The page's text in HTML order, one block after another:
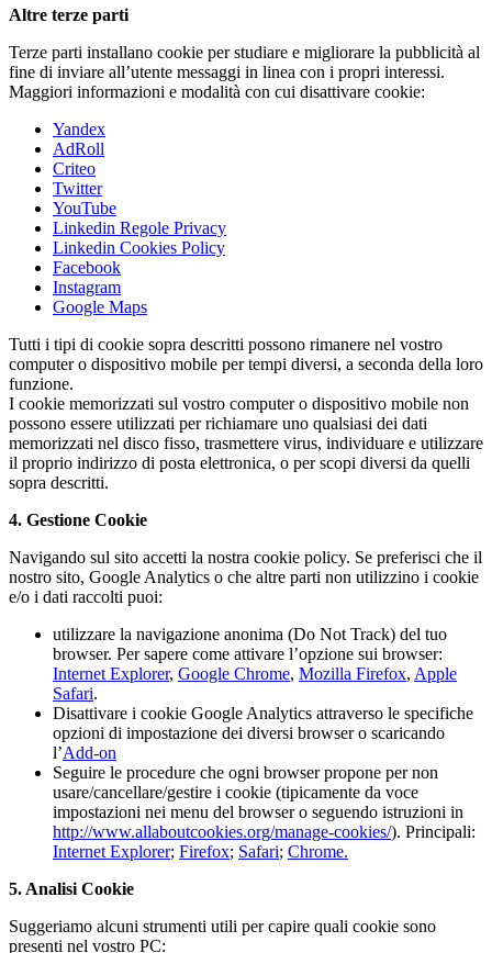
Altre terze parti
Terze parti installano cookie per studiare e migliorare la pubblicità al
fine di inviare all’utente messaggi in linea con i propri interessi.
Maggiori informazioni e modalità con cui disattivare cookie:
Yandex
AdRoll
Criteo
Twitter
YouTube
Linkedin Regole Privacy
Linkedin Cookies Policy
Facebook
Instagram
Google Maps
Tutti i tipi di cookie sopra descritti possono rimanere nel vostro
computer o dispositivo mobile per tempi diversi, a seconda della loro
funzione.
I cookie memorizzati sul vostro computer o dispositivo mobile non
possono essere utilizzati per richiamare uno qualsiasi dei dati
memorizzati nel disco fisso, trasmettere virus, individuare e utilizzare
il proprio indirizzo di posta elettronica, o per scopi diversi da quelli
sopra descritti.
4. Gestione Cookie
Navigando sul sito accetti la nostra cookie policy. Se preferisci che il
nostro sito, Google Analytics o che altre parti non utilizzino i cookie
e/o i dati raccolti puoi:
utilizzare la navigazione anonima (Do Not Track) del tuo
browser. Per sapere come attivare l’opzione sui browser:
Internet Explorer, Google Chrome, Mozilla Firefox, Apple
Safari.
Disattivare i cookie Google Analytics attraverso le specifiche
opzioni di impostazione dei diversi browser o scaricando
l’Add-on
Seguire le procedure che ogni browser propone per non
usare/cancellare/gestire i cookie (tipicamente da voce
impostazioni nei menu del browser o seguendo istruzioni in
http://www.allaboutcookies.org/manage-cookies/). Principali:
Internet Explorer; Firefox; Safari; Chrome.
5. Analisi Cookie
Suggeriamo alcuni strumenti utili per capire quali cookie sono
presenti nel vostro PC: